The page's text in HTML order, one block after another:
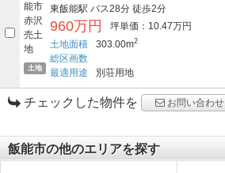
土地
東飯能駅 バス28分 徒歩2分
960万円
坪単価：10.47万円
土地面積
303.00m2
総区画数
最適用途
別荘用地
チェックした物件を お問い合わせ
飯能市の他のエリアを探す